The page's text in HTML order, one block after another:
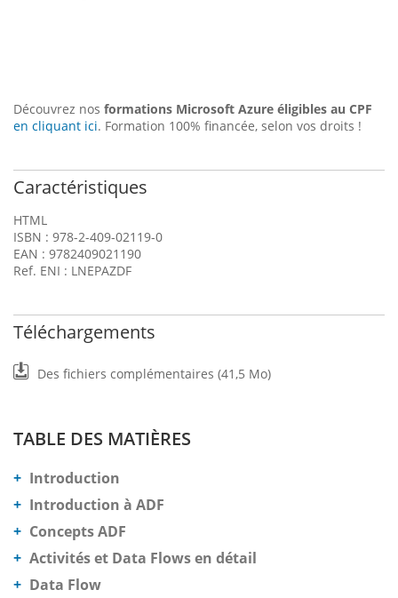
Découvrez nos formations Microsoft Azure éligibles au CPF
en cliquant ici. Formation 100% financée, selon vos droits !
Caractéristiques
HTML
ISBN : 978-2-409-02119-0
EAN : 9782409021190
Ref. ENI : LNEPAZDF
Téléchargements
Des fichiers complémentaires (41,5 Mo)
TABLE DES MATIÈRES
Introduction
Introduction à ADF
Concepts ADF
Activités et Data Flows en détail
Data Flow